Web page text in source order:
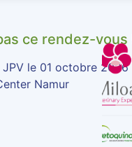
ce rendez-vous
JPV le 01 octobre 2026
Namur